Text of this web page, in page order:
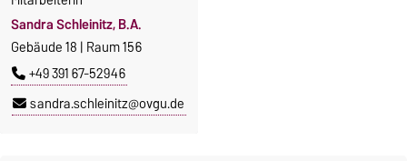
Sandra Schleinitz, B.A.
Gebäude 18 | Raum 156
+49 391 67-52946
sandra.schleinitz@ovgu.de